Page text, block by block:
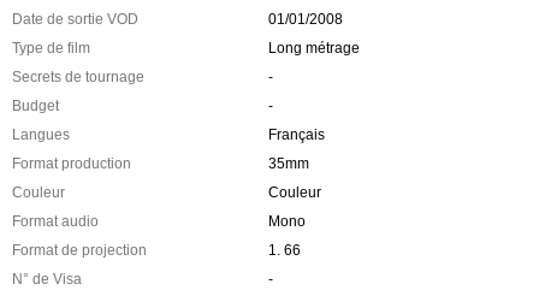
Date de sortie VOD
01/01/2008
Type de film
Long métrage
Secrets de tournage
-
Budget
-
Langues
Français
Format production
35mm
Couleur
Couleur
Format audio
Mono
Format de projection
1. 66
N° de Visa
-